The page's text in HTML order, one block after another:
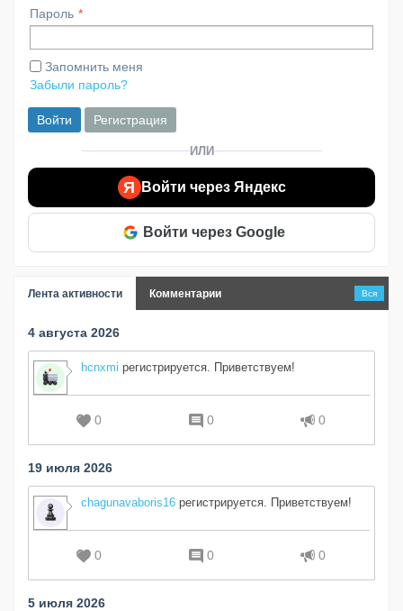
Пароль
Запомнить меня
Забыли пароль?
Войти Регистрация
ИЛИ
Я Войти через Яндекс
Войти через Google
Лента активности Комментарии Вся
4 августа 2026
hcnxmi регистрируется. Приветствуем!
0 0 0
19 июля 2026
chagunavaboris16 регистрируется. Приветствуем!
0 0 0
5 июля 2026